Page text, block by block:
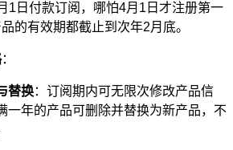
1日付款订阅，哪怕4月1日才注册第一
的有效期都截止到次年2月底。
：
替换：订阅期内可无限次修改产品信
一年的产品可删除并替换为新产品，不